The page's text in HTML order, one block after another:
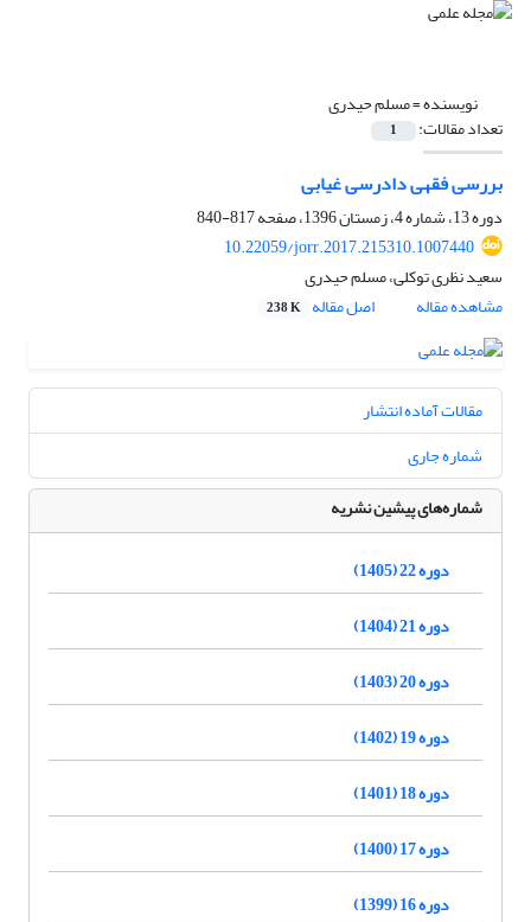
نویسنده =مسلم حیدری
تعداد مقالات: 1
بررسی فقهی دادرسی غیابی
دوره 13، شماره 4، زمستان 1396، صفحه
817-840
10.22059/jorr.2017.215310.1007440
سعید نظری توکلی، مسلم حیدری
مشاهده مقاله
اصل مقاله 238 K
مقالات آماده انتشار
شماره جاری
شماره‌های پیشین نشریه
دوره 22 (1405)
دوره 21 (1404)
دوره 20 (1403)
دوره 19 (1402)
دوره 18 (1401)
دوره 17 (1400)
دوره 16 (1399)